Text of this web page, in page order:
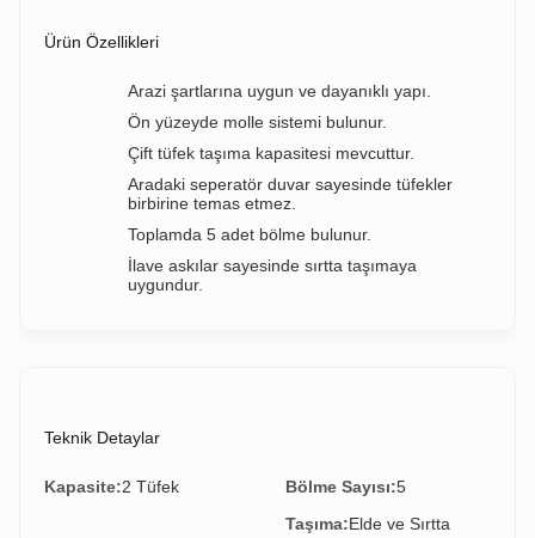
Ürün Özellikleri
Arazi şartlarına uygun ve dayanıklı yapı.
Ön yüzeyde molle sistemi bulunur.
Çift tüfek taşıma kapasitesi mevcuttur.
Aradaki seperatör duvar sayesinde tüfekler
birbirine temas etmez.
Toplamda 5 adet bölme bulunur.
İlave askılar sayesinde sırtta taşımaya
uygundur.
Teknik Detaylar
Kapasite:2 Tüfek Bölme Sayısı:5
Taşıma:Elde ve Sırtta